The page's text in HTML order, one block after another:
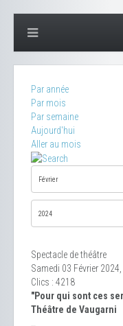
Par année
Par mois
Par semaine
Aujourd'hui
Aller au mois
Spectacle de théâtre
Samedi 03 Février
Clics : 4218
"Pour qui sont ces
Théâtre de Vaugarni